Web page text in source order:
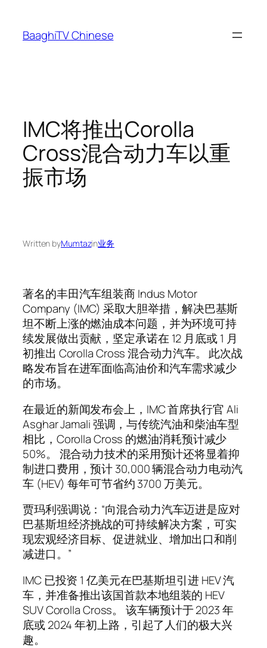
content
BaaghiTV Chinese
IMC将推出Corolla
Cross混合动力车以重
振市场
Written byMumtazin业务
著名的丰田汽车组装商 Indus Motor
Company (IMC) 采取大胆举措，解决巴基斯
坦不断上涨的燃油成本问题，并为环境可持
续发展做出贡献，坚定承诺在 12 月底或 1 月
初推出 Corolla Cross 混合动力汽车。 此次战
略发布旨在进军面临高油价和汽车需求减少
的市场。
在最近的新闻发布会上，IMC 首席执行官 Ali
Asghar Jamali 强调，与传统汽油和柴油车型
相比，Corolla Cross 的燃油消耗预计减少
50%。 混合动力技术的采用预计还将显着抑
制进口费用，预计 30,000 辆混合动力电动汽
车 (HEV) 每年可节省约 3700 万美元。
贾玛利强调说：“向混合动力汽车迈进是应对
巴基斯坦经济挑战的可持续解决方案，可实
现宏观经济目标、促进就业、增加出口和削
减进口。”
IMC 已投资 1 亿美元在巴基斯坦引进 HEV 汽
车，并准备推出该国首款本地组装的 HEV
SUV Corolla Cross。 该车辆预计于 2023 年
底或 2024 年初上路，引起了人们的极大兴
趣。